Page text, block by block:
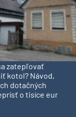
zatepľovať
kotol? Návod,
dotačných
o tisíce eur